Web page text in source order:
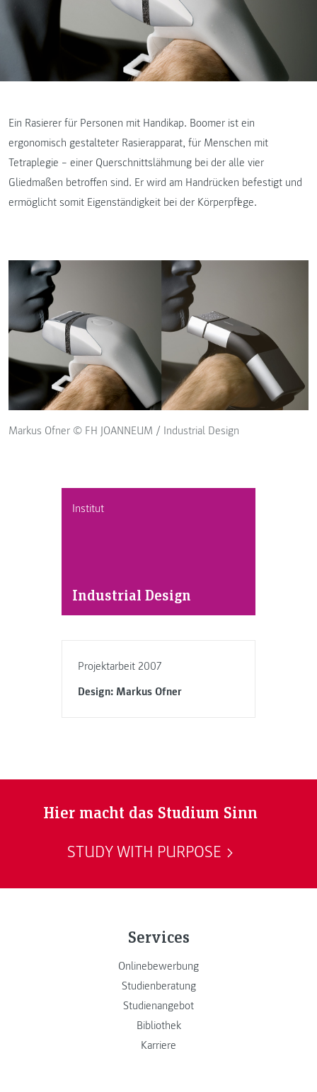
Institut
Industrial Design
Projektarbeit 2007
Design: Markus Ofner
Ein Rasierer für Personen mit Handikap. Boomer ist ein
ergonomisch gestalteter Rasierapparat, für Menschen mit
Tetraplegie – einer Querschnittslähmung bei der alle vier
Gliedmaßen betroffen sind. Er wird am Handrücken befestigt und
ermöglicht somit Eigenständigkeit bei der Körperpflege.
Markus Ofner © FH JOANNEUM / Industrial Design
Hier macht das Studium Sinn
STUDY WITH PURPOSE
Services
Onlinebewerbung
Studienberatung
Studienangebot
Bibliothek
Karriere